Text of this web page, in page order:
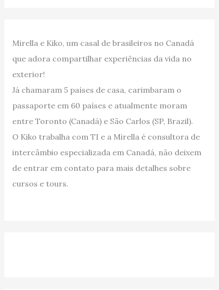
Mirella e Kiko, um casal de brasileiros no Canadá
que adora compartilhar experiências da vida no
exterior!
Já chamaram 5 países de casa, carimbaram o
passaporte em 60 países e atualmente moram
entre Toronto (Canadá) e São Carlos (SP, Brazil).
O Kiko trabalha com TI e a Mirella é consultora de
intercâmbio especializada em Canadá, não deixem
de entrar em contato para mais detalhes sobre
cursos e tours.